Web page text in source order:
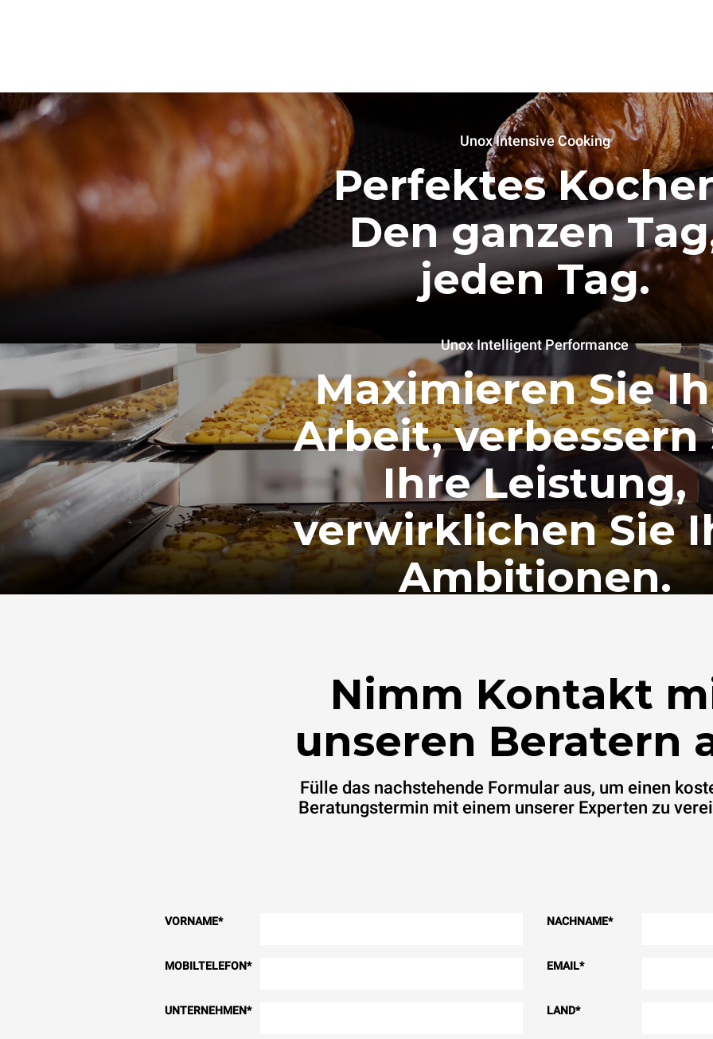
Unox Intensive Cooking
Perfektes
Den ganzen
jeden Tag.
Unox Intelligent Performance
Maximieren Sie
Arbeit, verbessern
Ihre Leistung,
verwirklichen Sie
Ambitionen.
Nimm Kontakt
unseren Beratern
Fülle das nachstehende Formular aus, um einen
Beratungstermin mit einem unserer Experten zu
VORNAME* NACHNAME*
MOBILTELEFON* EMAIL*
UNTERNEHMEN* LAND*